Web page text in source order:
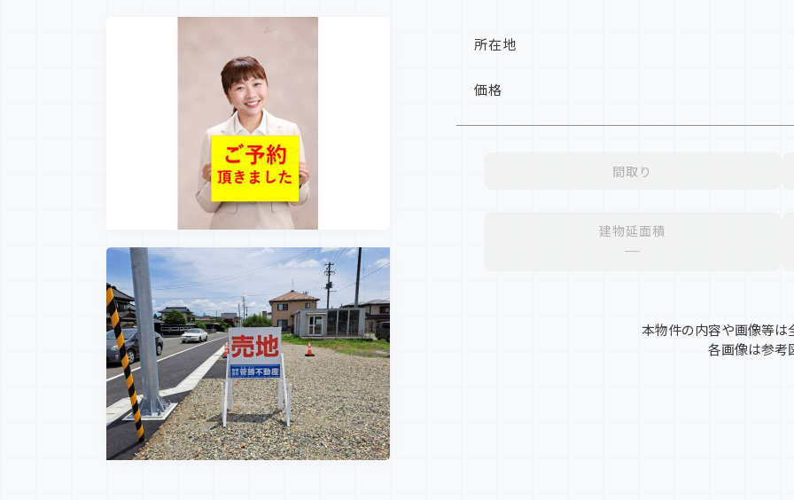
所在地
価格
間取り
建物延面積
─
本物件の内容や画像等は
各画像は参考